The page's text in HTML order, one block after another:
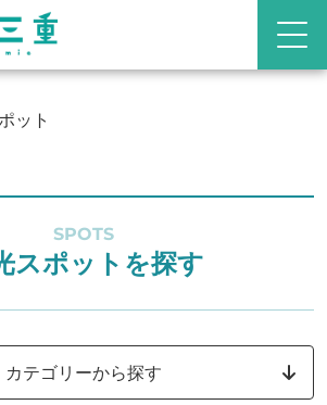
ット
SPOTS
スポットを探す
カテゴリーから探す